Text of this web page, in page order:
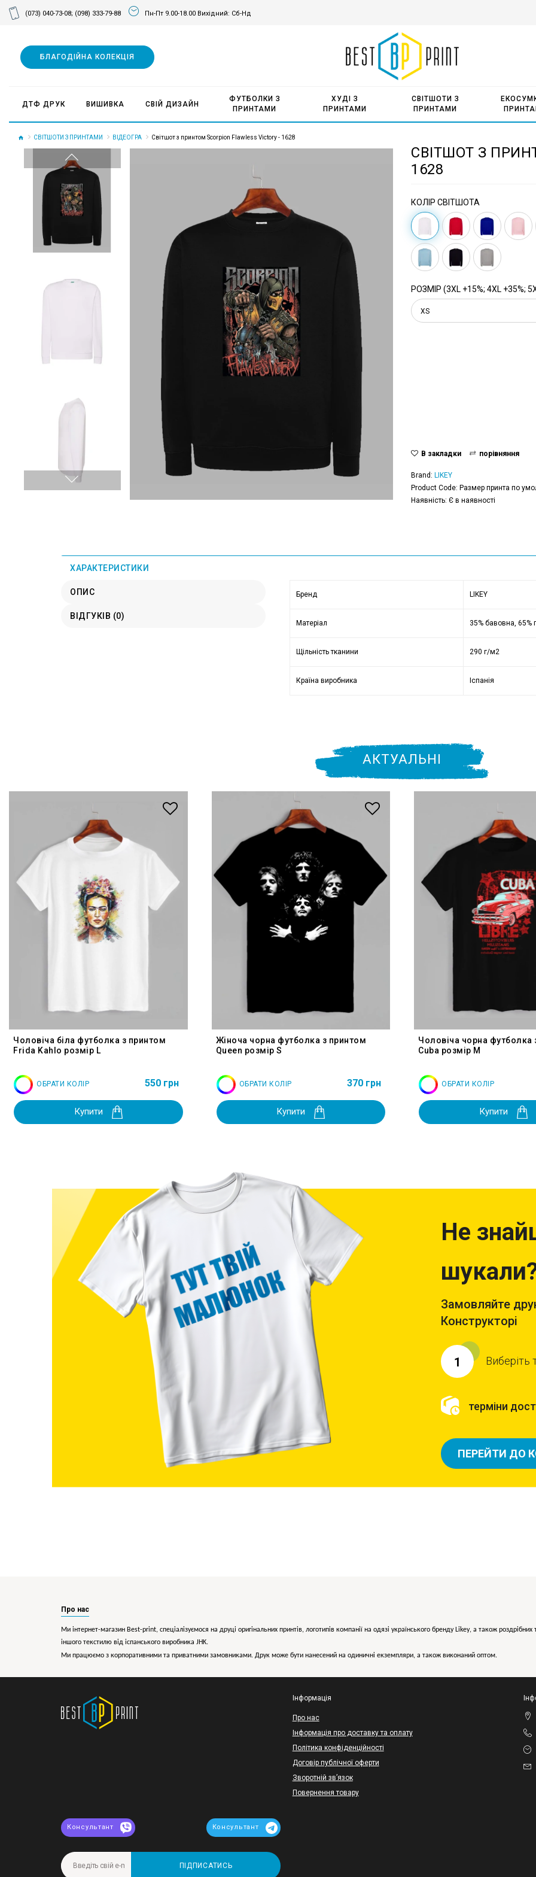
(073) 040-73-08; (098) 333-79-88 Пн-Пт 9.00-18.00 Вихідний: Сб-Нд
БЛАГОДІЙНА КОЛЕКЦІЯ
ДТФ ДРУК ВИШИВКА СВІЙ ДИЗАЙН
ФУТБОЛКИ З
ПРИНТАМИ
ХУДІ З
ПРИНТАМИ
СВІТШОТИ З
ПРИНТАМИ
СВІТШОТИ З ПРИНТАМИ ВІДЕОГРА Світшот з принтом Scorpion Flawless Victory - 1628
СВІТШОТ З
1628
КОЛІР СВІТШОТА
РОЗМІР (3XL +15%; 4XL +35%;
XS
В закладки порівняння
Brand: LIKEY
Product Code: Размер принта по
Наявність: Є в наявності
ХАРАКТЕРИСТИКИ
ОПИС
ВІДГУКІВ (0)
Бренд LIKEY
Матеріал 35% бавовна, 65%
Щільність тканини 290 г/м2
Країна виробника Іспанія
АКТУАЛЬНІ
Чоловіча біла футболка з принтом
Frida Kahlo розмір L
ОБРАТИ КОЛІР 550 грн
Купити
Жіноча чорна футболка з принтом
Queen розмір S
ОБРАТИ КОЛІР 370 грн
Купити
Чоловіча чорна футболка
Cuba розмір M
ОБРАТИ КОЛІР
Купити
Не
Замовляйте
Конструкторі
1 Виберіть
терміни
ПЕРЕЙТИ ДО
Про нас
Ми інтернет-магазин Best-print, спеціалізуємося на друці оригінальних принтів, логотипів компанії на одязі українського бренду Likey, а також
іншого текстилю від іспанського виробника JHK.
Ми працюємо з корпоративними та приватними замовниками. Друк може бути нанесений на одиничні екземпляри, а також виконаний оптом.
Інформація
Про нас
Інформація про доставку та оплату
Політика конфіденційності
Договір публічної оферти
Зворотній зв’язок
Повернення товару
Консультант Консультант
ПІДПИСАТИСЬ